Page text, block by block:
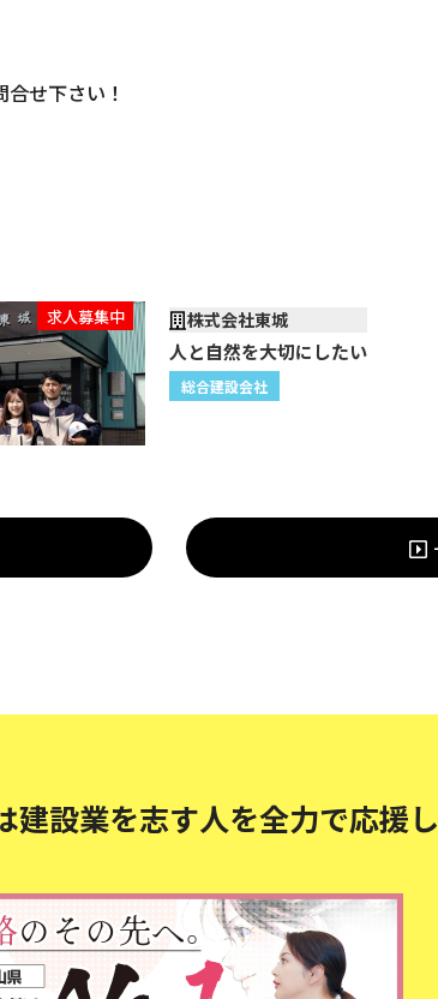
せ下さい！
求人募集中 株式会社東城
人と自然を大切にしたい
総合建設会社
建設業を志す人を全力で応援